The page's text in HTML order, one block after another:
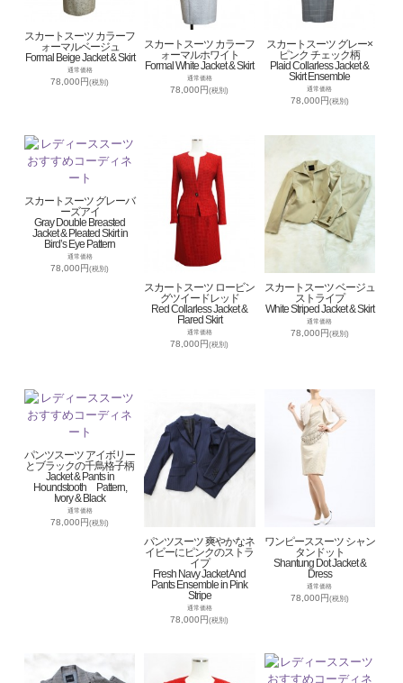
スカートスーツ カラーフ
ォーマルベージュ
Formal Beige Jacket & Skirt
通常価格
78,000円(税別)
スカートスーツ カラーフ
ォーマルホワイト
Formal White Jacket & Skirt
通常価格
78,000円(税別)
スカートスーツ グレー×
ピンク チェック柄
Plaid Collarless Jacket &
Skirt Ensemble
通常価格
78,000円(税別)
スカートスーツ グレーバ
ーズアイ
Gray Double Breasted
Jacket & Pleated Skirt in
Bird’s Eye Pattern
通常価格
78,000円(税別)
スカートスーツ ロービン
グツイードレッド
Red Collarless Jacket &
Flared Skirt
通常価格
78,000円(税別)
スカートスーツ ベージュ
ストライプ
White Striped Jacket & Skirt
通常価格
78,000円(税別)
パンツスーツ アイボリー
とブラックの千鳥格子柄
Jacket & Pants in
Houndstooth Pattern,
Ivory & Black
通常価格
78,000円(税別)
パンツスーツ 爽やかなネ
イビーにピンクのストラ
イプ
Fresh Navy Jacket And
Pants Ensemble in Pink
Stripe
通常価格
78,000円(税別)
ワンピーススーツ シャン
タンドット
Shantung Dot Jacket &
Dress
通常価格
78,000円(税別)